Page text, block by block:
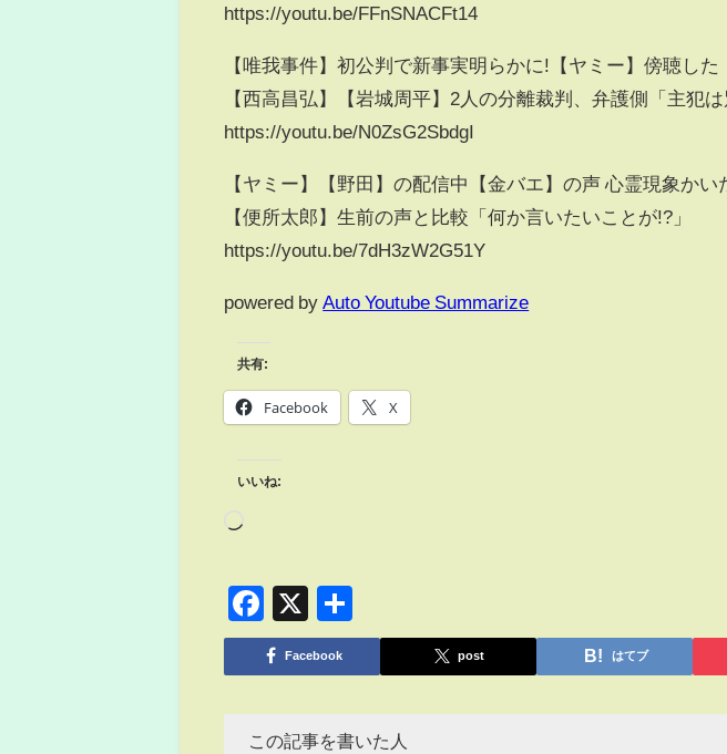
https://youtu.be/FFnSNACFt14
【唯我事件】初公判で新事実明らかに!【ヤミー】傍聴し
【西高昌弘】【岩城周平】2人の分離裁判、弁護側「主犯
https://youtu.be/N0ZsG2SbdgI
【ヤミー】【野田】の配信中【金バエ】の声 心霊現象かい
【便所太郎】生前の声と比較「何か言いたいことが!?」
https://youtu.be/7dH3zW2G51Y
powered by Auto Youtube Summarize
共有:
Facebook X
いいね:
Facebook
X
有
Facebook post はてブ
この記事を書いた人